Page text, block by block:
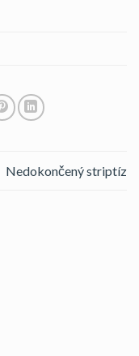
Nedokončený striptíz